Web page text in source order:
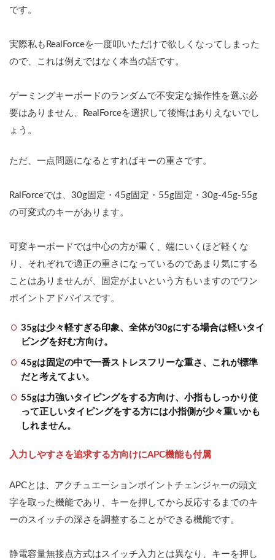
です。
実際私もRealForceを一度叩いただけで欲しくなってしまった
ので、これは例えではなく本当の話です。
ゲーミングキーボードのランダムで不安定な操作性を選ぶ必
要はありません、RealForceを選択して後悔はありえないでし
ょう。
ただ、一点問題になるとすればキーの重さです。
RalForceでは、30g固定・45g固定・55g固定・30g-45g-55g
の可変式のキーがあります。
可変キーボードでは中心の方が重く、端にいくほど軽くな
り、それぞれで適正の重さになっているのであまり気にする
ことはありませんが、固定がよいという方もいますのでワン
ポイントアドバイスです。
35gは少々軽すぎる印象、全体が30gにする場合は軽いタイ
ピングを好む方向け。
45gは固定の中で一番ストレスフリーな重さ、これが標準
だと考えてよい。
55gは力強いタイピングをする方向け、小指もしっかり使
って正しいタイピングをする方には小指側が少々重いかも
しれません。
入力しやすさを追求する方向けにAPC機能も付属
APCとは、アクチュエーションポイントチェンジャーの頭文
字を取った機能であり、キーを押してから反応するまでのキ
ーのスイッチの深さを調整することができる機能です。
静電容量無接点方式はスイッチ入力とは異なり、キーを押し